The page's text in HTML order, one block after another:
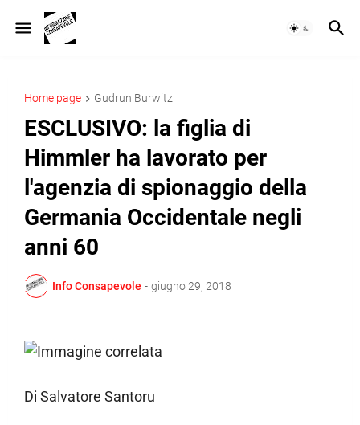
Home page Gudrun Burwitz
ESCLUSIVO: la figlia di
Himmler ha lavorato per
l'agenzia di spionaggio della
Germania Occidentale negli
anni 60
Info Consapevole - giugno 29, 2018
Di Salvatore Santoru